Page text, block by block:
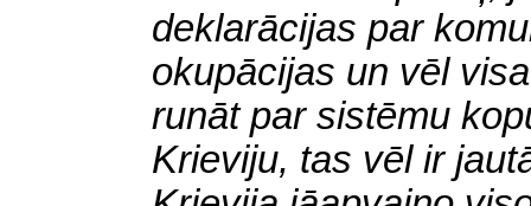
deklarācijas par komu
okupācijas un vēl
runāt par sistēmu
Krieviju, tas vēl ir